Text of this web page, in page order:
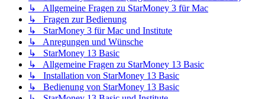
↳ Allgemeine Fragen zu StarMoney 3 für Mac
↳ Fragen zur Bedienung
↳ StarMoney 3 für Mac und Institute
↳ Anregungen und Wünsche
↳ StarMoney 13 Basic
↳ Allgemeine Fragen zu StarMoney 13 Basic
↳ Installation von StarMoney 13 Basic
↳ Bedienung von StarMoney 13 Basic